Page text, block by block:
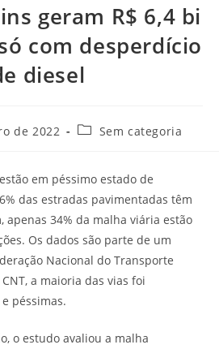
geram R$ 6,4 bi
com desperdício
diesel
de 2022 Sem categoria
em péssimo estado de
das estradas pavimentadas têm
apenas 34% da malha viária estão
Os dados são parte de um
Nacional do Transporte
a maioria das vias foi
péssimas.
o estudo avaliou a malha